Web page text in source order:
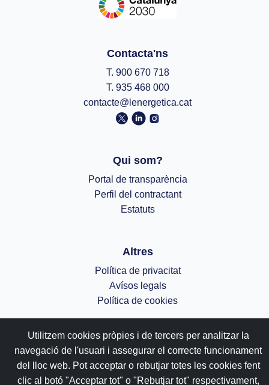
Contacta'ns
T. 900 670 718
T. 935 468 000
contacte@lenergetica.cat
Qui som?
Portal de transparència
Perfil del contractant
Estatuts
Altres
Política de privacitat
Avísos legals
Política de cookies
Utilitzem cookies pròpies i de tercers per analitzar la
navegació de l'usuari i assegurar el correcte funcionament
del lloc web. Pot acceptar o rebutjar totes les cookies fent
clic al botó "Acceptar tot" o "Rebutjar tot" respectivament,